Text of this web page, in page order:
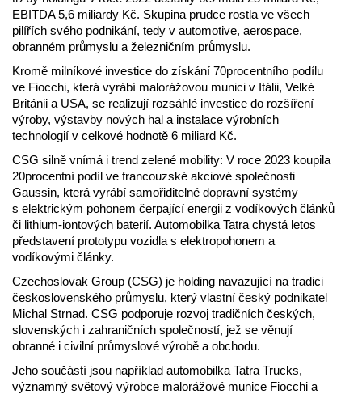
EBITDA 5,6 miliardy Kč. Skupina prudce rostla ve všech
pilířích svého podnikání, tedy v automotive, aerospace,
obranném průmyslu a železničním průmyslu.
Kromě milníkové investice do získání 70procentního podílu
ve Fiocchi, která vyrábí malorážovou munici v Itálii, Velké
Británii a USA, se realizují rozsáhlé investice do rozšíření
výroby, výstavby nových hal a instalace výrobních
technologií v celkové hodnotě 6 miliard Kč.
CSG silně vnímá i trend zelené mobility: V roce 2023 koupila
20procentní podíl ve francouzské akciové společnosti
Gaussin, která vyrábí samořiditelné dopravní systémy
s elektrickým pohonem čerpající energii z vodíkových článků
či lithium-iontových baterií. Automobilka Tatra chystá letos
představení prototypu vozidla s elektropohonem a
vodíkovými články.
Czechoslovak Group (CSG) je holding navazující na tradici
československého průmyslu, který vlastní český podnikatel
Michal Strnad. CSG podporuje rozvoj tradičních českých,
slovenských i zahraničních společností, jež se věnují
obranné i civilní průmyslové výrobě a obchodu.
Jeho součástí jsou například automobilka Tatra Trucks,
významný světový výrobce malorážové munice Fiocchi a